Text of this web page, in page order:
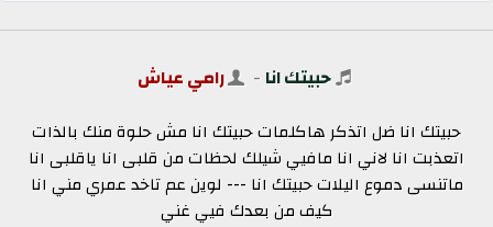
حبيتك انا - رامي عياش
حبيتك انا ضل اتذكر هاكلمات حبيتك انا مش حلوة منك بالذات
اتعذبت انا لاني انا مافيي شيلك لحظات من قلبى انا ياقلبى انا
ماتنسى دموع اليلات حبيتك انا --- لوين عم تاخد عمري مني انا
كيف من بعدك فيي غني